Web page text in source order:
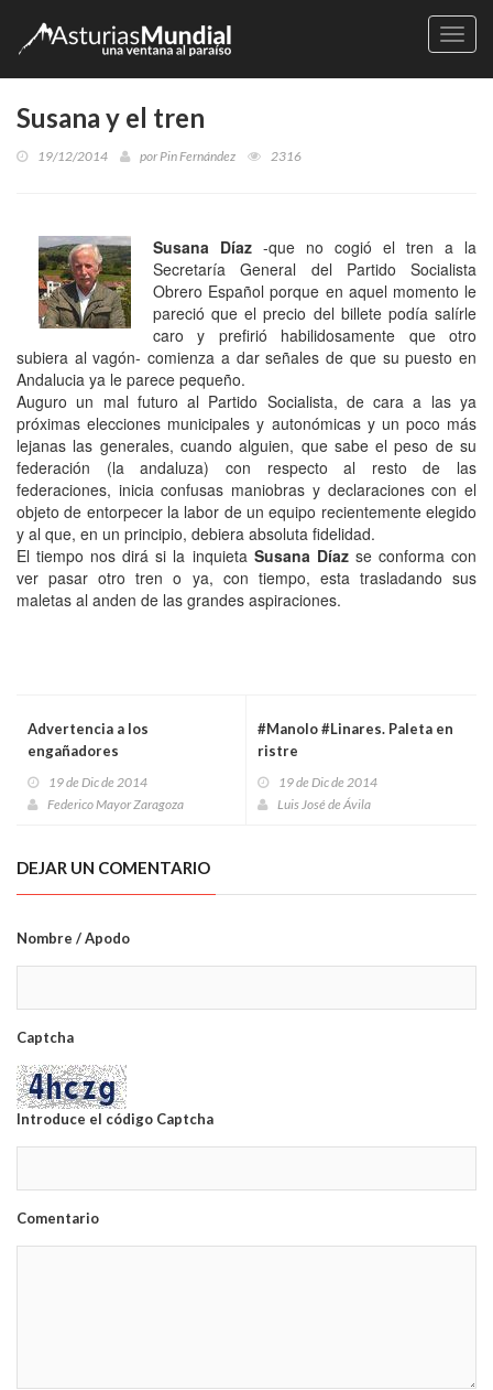
Susana y el tren
19/12/2014 porPin Fernández 2316
Susana Díaz -que no cogió el tren a la
Secretaría General del Partido Socialista
Obrero Español porque en aquel momento le
pareció que el precio del billete podía salírle
caro y prefirió habilidosamente que otro
subiera al vagón- comienza a dar señales de que su puesto en
Andalucia ya le parece pequeño.
Auguro un mal futuro al Partido Socialista, de cara a las ya
próximas elecciones municipales y autonómicas y un poco más
lejanas las generales, cuando alguien, que sabe el peso de su
federación (la andaluza) con respecto al resto de las
federaciones, inicia confusas maniobras y declaraciones con el
objeto de entorpecer la labor de un equipo recientemente elegido
y al que, en un principio, debiera absoluta fidelidad.
El tiempo nos dirá si la inquietaSusana Díazse conforma con
ver pasar otro tren o ya, con tiempo, esta trasladando sus
maletas al anden de las grandes aspiraciones.
Advertencia a los
engañadores
19 de Dic de 2014
Federico Mayor Zaragoza
#Manolo #Linares. Paleta en
ristre
19 de Dic de 2014
Luis José de Ávila
DEJAR UN COMENTARIO
Nombre / Apodo
Captcha
Introduce el código Captcha
Comentario